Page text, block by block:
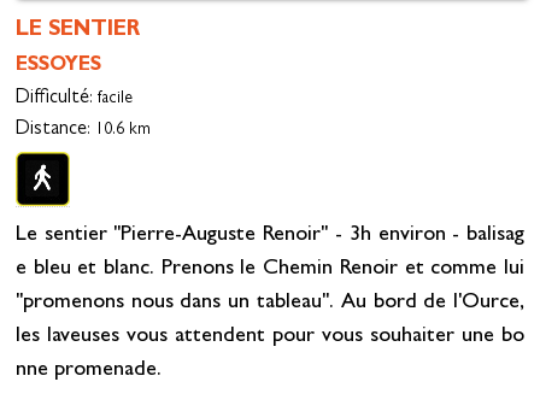
LE SENTIER
ESSOYES
Difficulté: facile
Distance: 10.6 km
Le sentier "Pierre-Auguste Renoir" - 3h environ - balisag
e bleu et blanc. Prenons le Chemin Renoir et comme lui
"promenons nous dans un tableau". Au bord de l'Ource,
les laveuses vous attendent pour vous souhaiter une bo
nne promenade.